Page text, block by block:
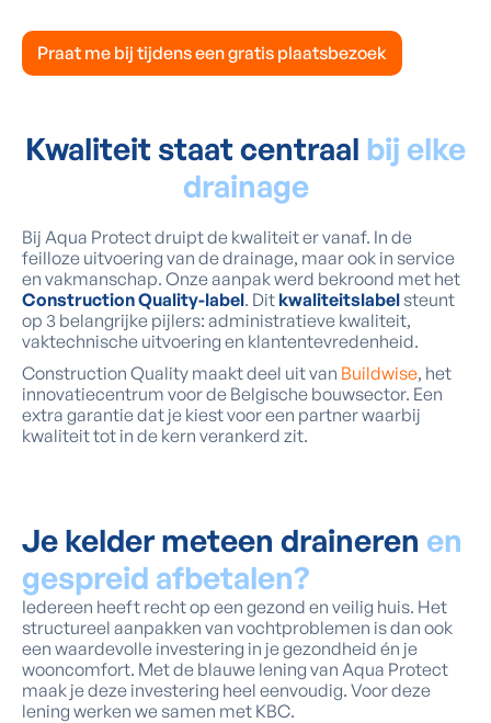
Praat me bij tijdens een gratis plaatsbezoek
Kwaliteit staat centraal bij elke
drainage
Bij Aqua Protect druipt de kwaliteit er vanaf. In de
feilloze uitvoering van de drainage, maar ook in service
en vakmanschap. Onze aanpak werd bekroond met het
Construction Quality-label. Dit kwaliteitslabelsteunt
op 3 belangrijke pijlers: administratieve kwaliteit,
vaktechnische uitvoering en klantentevredenheid.
Construction Quality maakt deel uit van Buildwise, het
innovatiecentrum voor de Belgische bouwsector. Een
extra garantie dat je kiest voor een partner waarbij
kwaliteit tot in de kern verankerd zit.
Je kelder meteen draineren en
gespreid afbetalen?
Iedereen heeft recht op een gezond en veilig huis. Het
structureel aanpakken van vochtproblemen is dan ook
een waardevolle investering in je gezondheid én je
wooncomfort. Met de blauwe lening van Aqua Protect
maak je deze investering heel eenvoudig. Voor deze
lening werken we samen met KBC.